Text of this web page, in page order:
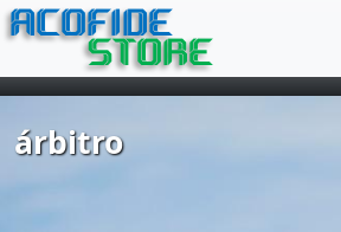
ACOFIDE
STORE
árbitro